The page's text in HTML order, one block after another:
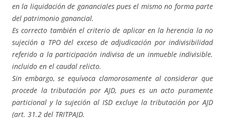
en la liquidación de gananciales pues el mismo no forma parte
del patrimonio ganancial.
Es correcto también el criterio de aplicar en la herencia la no
sujeción a TPO del exceso de adjudicación por indivisibilidad
referido a la participación indivisa de un inmueble indivisible.
incluido en el caudal relicto.
Sin embargo, se equívoca clamorosamente al considerar que
procede la tributación por AJD, pues es un acto puramente
particional y la sujeción al ISD excluye la tributación por AJD
(art. 31.2 del TRITPAJD.